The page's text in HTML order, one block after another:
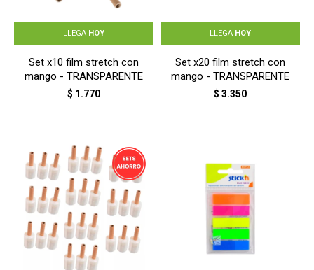
LLEGA HOY
Set x10 film stretch con
mango - TRANSPARENTE
$ 1.770
LLEGA HOY
Set x20 film stretch con
mango - TRANSPARENTE
$ 3.350